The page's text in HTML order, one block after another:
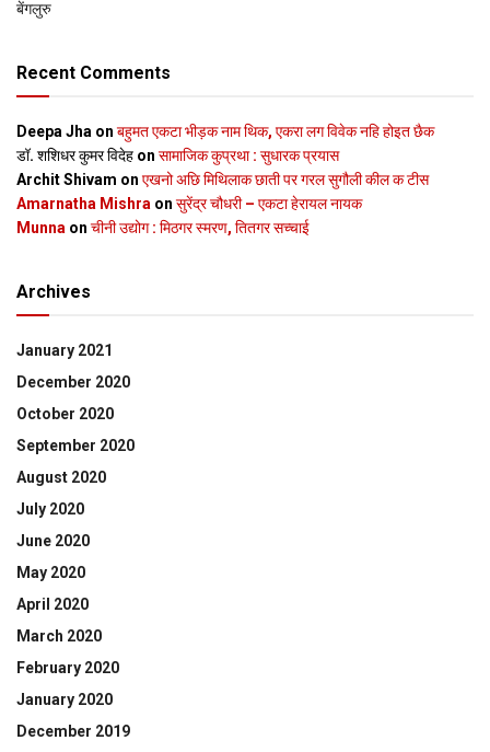
बेंगलुरु
Recent Comments
Deepa Jha on बहुमत एकटा भीड़क नाम थिक, एकरा लग विवेक नहि होइत छैक
डॉ. शशिधर कुमर विदेह on सामाजिक कुप्रथा : सुधारक प्रयास
Archit Shivam on एखनो अछि मिथिलाक छाती पर गरल सुगौली कील क टीस
Amarnatha Mishra on सुरेंद्र चौधरी – एकटा हेरायल नायक
Munna on चीनी उद्योग : मिठगर स्‍मरण, तितगर सच्‍चाई
Archives
January 2021
December 2020
October 2020
September 2020
August 2020
July 2020
June 2020
May 2020
April 2020
March 2020
February 2020
January 2020
December 2019